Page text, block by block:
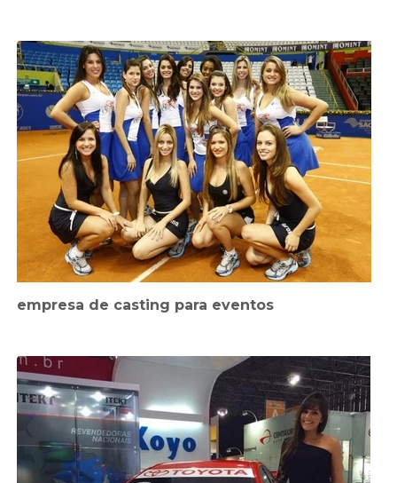
empresa de casting para eventos